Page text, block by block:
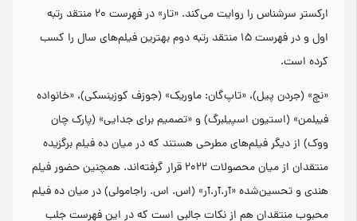
ارکستر سرشناس را روایت می‌کند. «تار» در فهرست ۲۰ منتقد رتبه
اول و در فهرست ۱۵ منتقد رتبه دوم بهترین فیلم‌های سال را کسب
کرده است.
«نچ» (جردن پیل)، «تاپ‌گان: ماوریک» (جوزف کوزینسکی)، «خانواده
فیبلمن» (استیون اسپیلبرگ) و «تصمیم برای جدایی» (پارک چان
ووک) از دیگر فیلم‌های مطرحی هستند که در میان ده فیلم برگزیده
منتقدان از میان محصولات ۲۰۲۲ قرار گرفته‌اند. همچنین حضور فیلم
هندی و تحسین‌شده «آر.آر.آر» (اس. اس. راجامولی) در میان ده فیلم
محبوب منتقدان هم از نکات جالبی است که در این فهرست جلب